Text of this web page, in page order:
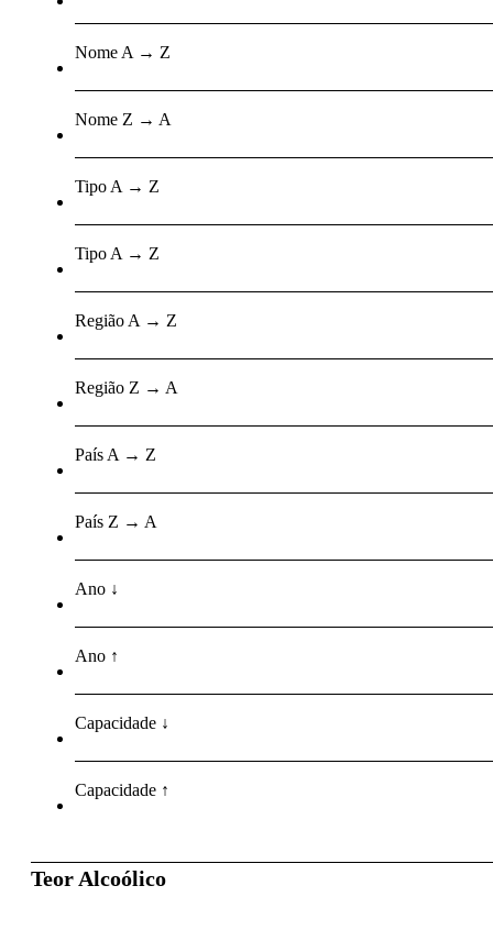
Nome A → Z
Nome Z → A
Tipo A → Z
Tipo A → Z
Região A → Z
Região Z → A
País A → Z
País Z → A
Ano ↓
Ano ↑
Capacidade ↓
Capacidade ↑
Teor Alcoólico